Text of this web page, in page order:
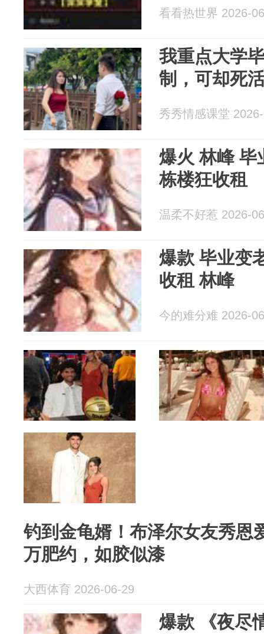
看看热世界 2026-
我重点大学
制，可却死
秀秀情感课堂
爆火 林峰 毕业变老头，手握五
栋楼狂收租
温柔不好惹 2026-
爆款 毕业变老头，手握五栋楼狂
收租 林峰
今的难分难 2026-
钓到金龟婿！布泽尔女友秀恩
万肥约，如胶似漆
大西体育 2026-06-29
爆款 《夜尽